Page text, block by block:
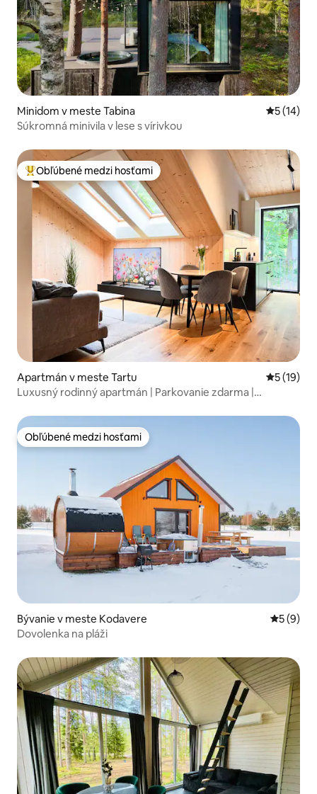
Minidom v meste Tabina
5 (14)
Súkromná minivila v lese s vírivkou
Najobľúbenejšie medzi hosťami
Obľúbené medzi hosťami
Apartmán v meste Tartu
5 (19)
Luxusný rodinný apartmán | Parkovanie zdarma |
Obľúbené medzi hosťami
Obľúbené medzi hosťami
Bývanie v meste Kodavere
5 (9)
Dovolenka na pláži